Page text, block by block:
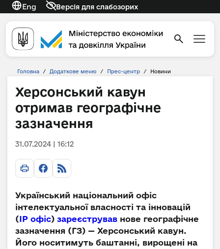
Eng Версія для слабозорих
Головна / Додаткове меню / Прес-центр / Новини
Херсонський кавун
отримав географічне
зазначення
31.07.2024 | 16:12
Український національний офіс
інтелектуальної власності та інновацій
(ІР офіс) зареєстрував нове географічне
зазначення (ГЗ) — Херсонський кавун.
Його носитимуть баштанні, вирощені на